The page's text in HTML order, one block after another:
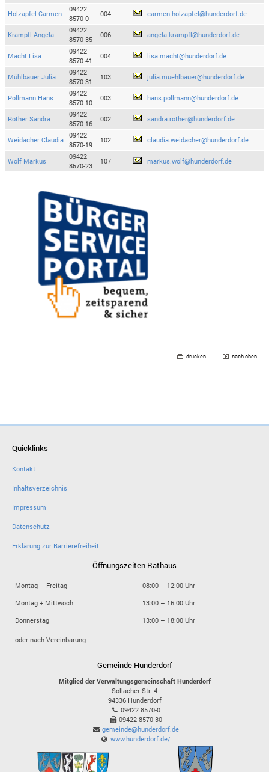
Holzapfel Carmen
09422
8570-0
004 carmen.holzapfel@hunderdorf.de
Krampfl Angela
09422
8570-35
006 angela.krampfl@hunderdorf.de
Macht Lisa
09422
8570-41
004 lisa.macht@hunderdorf.de
Mühlbauer Julia
09422
8570-31
103 julia.muehlbauer@hunderdorf.de
Pollmann Hans
09422
8570-10
003 hans.pollmann@hunderdorf.de
Rother Sandra
09422
8570-16
002 sandra.rother@hunderdorf.de
Weidacher Claudia
09422
8570-19
102 claudia.weidacher@hunderdorf.de
Wolf Markus
09422
8570-23
107 markus.wolf@hunderdorf.de
drucken nach oben
Quicklinks
Kontakt
Inhaltsverzeichnis
Impressum
Datenschutz
Erklärung zur Barrierefreiheit
Öffnungszeiten Rathaus
Montag – Freitag
08:00 – 12:00 Uhr
Montag + Mittwoch
13:00 – 16:00 Uhr
Donnerstag
13:00 – 18:00 Uhr
oder nach Vereinbarung
Gemeinde Hunderdorf
Mitglied der Verwaltungsgemeinschaft Hunderdorf
Sollacher Str. 4
94336 Hunderdorf
09422 8570-0
09422 8570-30
gemeinde@hunderdorf.de
www.hunderdorf.de/